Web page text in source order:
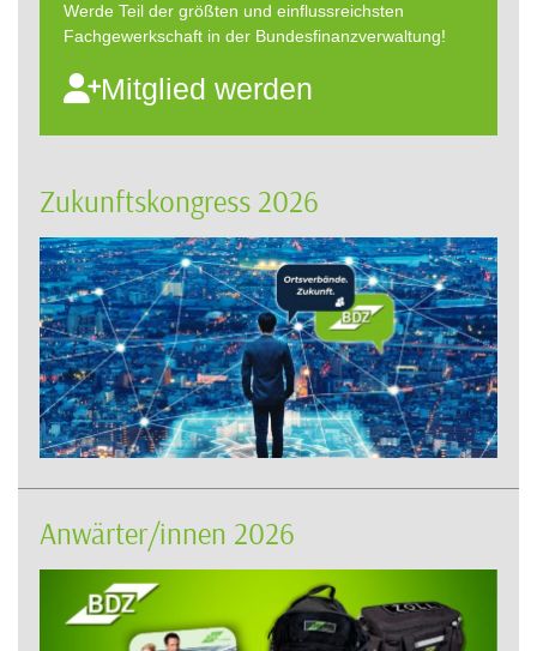
Werde Teil der größten und einflussreichsten
Fachgewerkschaft in der Bundesfinanzverwaltung!
Mitglied werden
Zukunftskongress 2026
Anwärter/innen 2026